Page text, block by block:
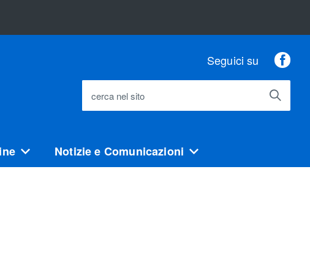
Seguici su
cerca nel sito
Notizie e Comunicazioni